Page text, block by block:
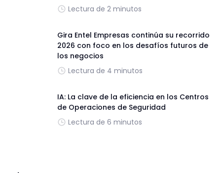
Lectura de 2 minutos
Gira Entel Empresas continúa su recorrido
2026 con foco en los desafíos futuros de
los negocios
Lectura de 4 minutos
IA: La clave de la eficiencia en los Centros
de Operaciones de Seguridad
Lectura de 6 minutos